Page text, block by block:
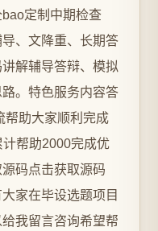
定制中期检查
、文降重、长期答
解辅导答辩、模拟
。特色服务内容答
帮助大家顺利完成
帮助2000完成优
码点击获取源码
家在毕设选题项目
我留言咨询希望帮